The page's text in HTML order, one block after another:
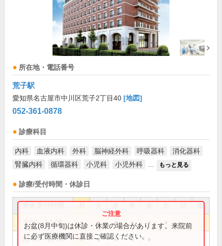
所在地・電話番号
荒子駅
愛知県名古屋市中川区荒子2丁目40 [地図]
052-361-0878
診療科目
内科 血液内科 外科 脳神経外科 呼吸器科
消化器科
腎臓内科
循環器科 小児科 小児外科 もっと見る
診療/受付時間・休診日
祝
9:00～12:00 ● ● ● ● ●
16:00～19:00 ● ● ● ●
お盆(8月中旬)は休診・休業の場合があります。来院前
に必ず医療機関に直接ご確認ください。